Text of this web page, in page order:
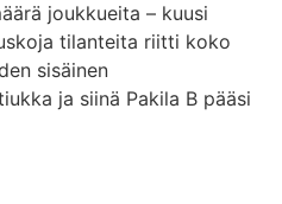
joukkueita – kuusi
tilanteita riitti koko
sisäinen
ja siinä Pakila B pääsi